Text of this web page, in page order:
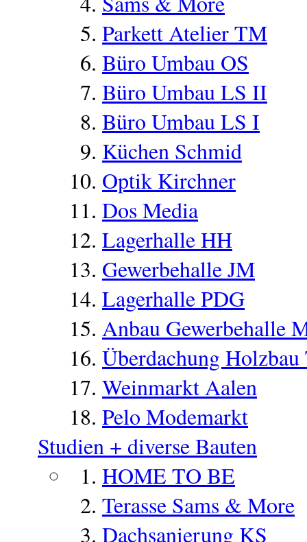
Parkett Atelier TM
Büro Umbau OS
Büro Umbau LS II
Büro Umbau LS I
Küchen Schmid
Optik Kirchner
Dos Media
Lagerhalle HH
Gewerbehalle JM
Lagerhalle PDG
Anbau Gewerbehalle
Überdachung
Weinmarkt Aalen
Pelo Modemarkt
Studien + diverse Bauten
HOME TO BE
Terasse Sams & More
Dachsanierung KS